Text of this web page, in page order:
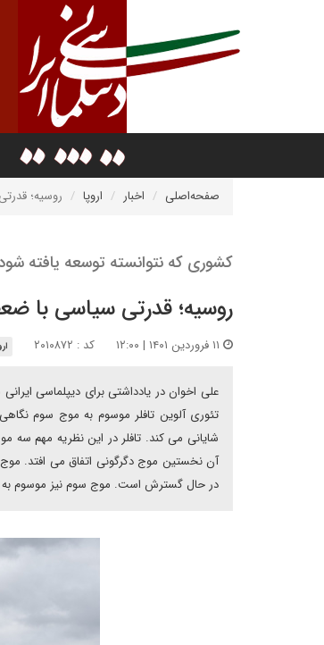
صفحه‌اصلی اخبار اروپا روسیه؛
کشوری که نتوانسته توسعه یافته
روسیه؛ قدرتی سیاسی با
کد : ۲۰۱۰۸۷۲
علی اخوان در یادداشتی برای دیپلماسی
تئوری آلوین تافلر موسوم به موج سوم
شایانی می کند. تافلر در این نظریه مهم سه
آن نخستین موج دگرگونی اتفاق می افتد. موج
در حال گسترش است. موج سوم نیز موسوم به